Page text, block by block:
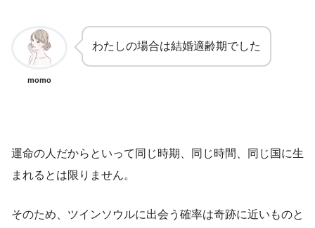
momo
わたしの場合は結婚適齢期でした
運命の人だからといって同じ時期、同じ時間、同じ国に生
まれるとは限りません。
そのため、ツインソウルに出会う確率は奇跡に近いものと